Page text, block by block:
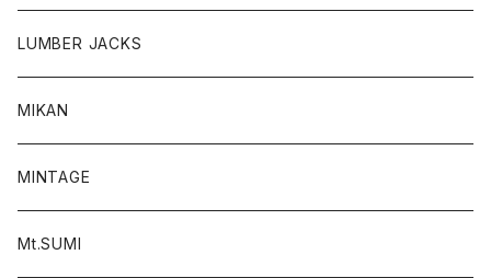
LUMBER JACKS
MIKAN
MINTAGE
Mt.SUMI